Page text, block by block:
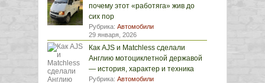
почему этот «работяга» жив до
сих пор
Рубрика: Автомобили
29 января, 2026
Как AJS и Matchless сделали
Англию мотоциклетной державой
— история, характер и техника
Рубрика: Автомобили